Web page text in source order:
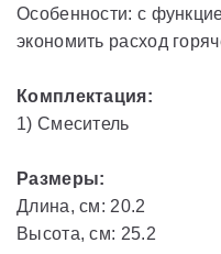
Особенности: с
экономить расход
Комплектация:
1) Смеситель
Размеры:
Длина, см: 20.2
Высота, см: 25.2